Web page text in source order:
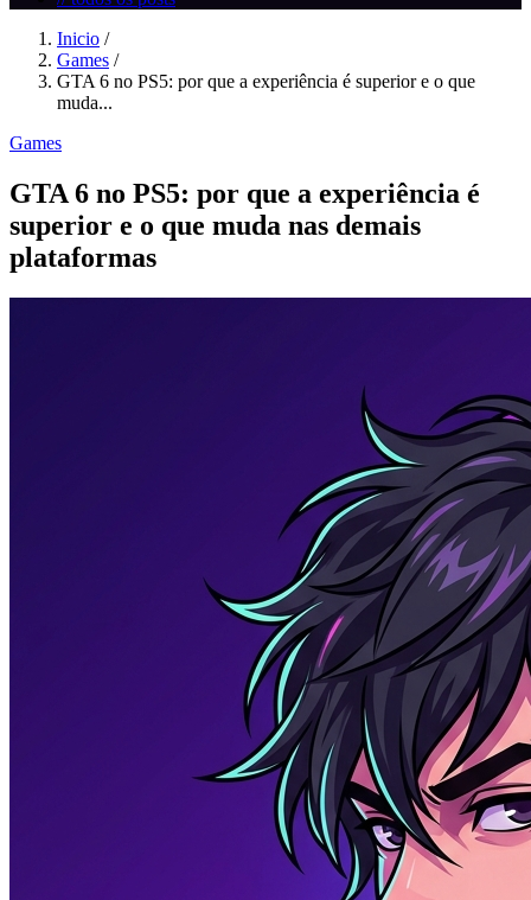
Inicio /
Games /
GTA 6 no PS5: por que a experiência é superior e o que
muda...
Games
GTA 6 no PS5: por que a experiência é
superior e o que muda nas demais
plataformas